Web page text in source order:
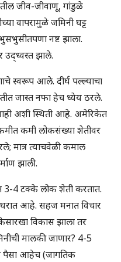
जीव-जीवाणू, गांडुळे
वापरामुळे जमिनी घट्ट
नष्ट झाला.
झाले.
स्वरूप आले. दीर्घ पल्ल्याचा
जास्त नफा हेच ध्येय ठरले.
अशी स्थिती आहे. अमेरिकेत
कमी लोकसंख्या शेतीवर
मात्र त्याचवेळी कमाल
झाली.
4 टक्के लोक शेती करतात.
आहे. सहज मनात विचार
विकास झाला तर
मालकी जाणार? 4-5
पैसा आहेच (जागतिक